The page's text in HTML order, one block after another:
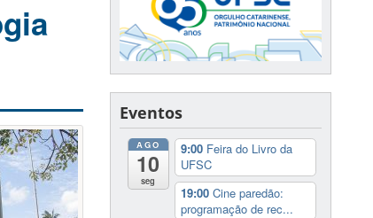
Eventos
AGO
10
seg
9:00 Feira do Livro da
UFSC
19:00 Cine paredão:
programação de rec...